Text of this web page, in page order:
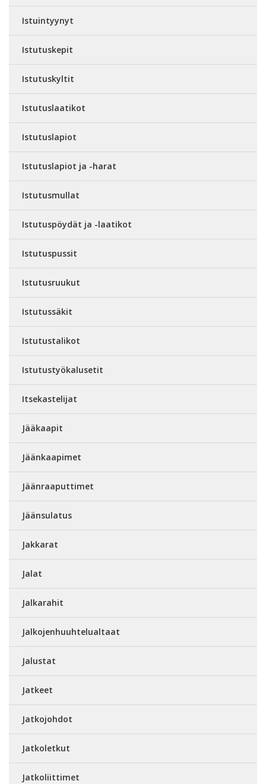
Istuintyynyt
Istutuskepit
Istutuskyltit
Istutuslaatikot
Istutuslapiot
Istutuslapiot ja -harat
Istutusmullat
Istutuspöydät ja -laatikot
Istutuspussit
Istutusruukut
Istutussäkit
Istutustalikot
Istutustyökalusetit
Itsekastelijat
Jääkaapit
Jäänkaapimet
Jäänraaputtimet
Jäänsulatus
Jakkarat
Jalat
Jalkarahit
Jalkojenhuuhtelualtaat
Jalustat
Jatkeet
Jatkojohdot
Jatkoletkut
Jatkoliittimet